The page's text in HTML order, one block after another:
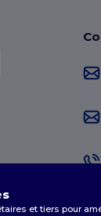
et tiers pour